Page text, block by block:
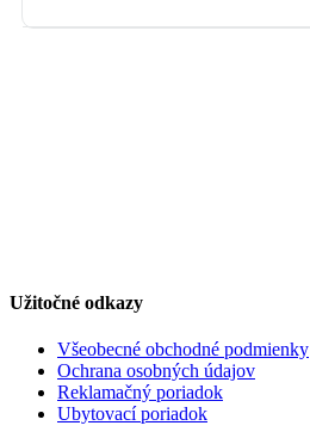
Užitočné odkazy
Všeobecné obchodné podmienky
Ochrana osobných údajov
Reklamačný poriadok
Ubytovací poriadok